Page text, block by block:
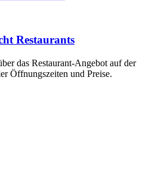
Restaurants
das Restaurant-Angebot auf der
Öffnungszeiten und Preise.